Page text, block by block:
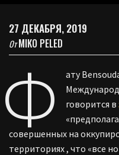
27 ДЕКАБРЯ, 2019
ОтMIKO PELED
Ф
ату
говорится в
совершенных на
территориях, что «все